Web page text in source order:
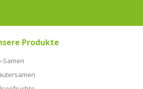
Produkte
Samen